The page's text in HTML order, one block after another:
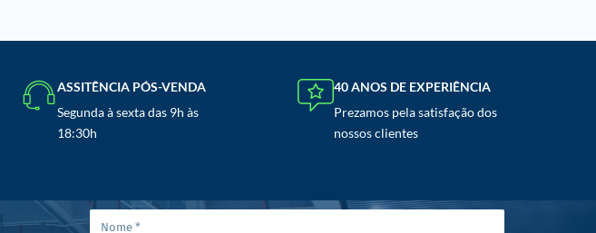
ASSITÊNCIA PÓS-VENDA
Segunda à sexta das 9h às
18:30h
40 ANOS DE EXPERIÊNCIA
Prezamos pela satisfação dos
nossos clientes